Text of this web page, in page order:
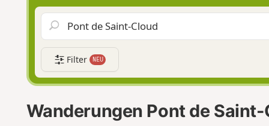
Filter NEU
Wanderungen Pont de